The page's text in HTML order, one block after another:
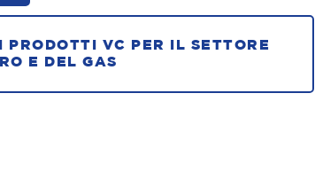
VC PER IL SETTORE
E DEL GAS